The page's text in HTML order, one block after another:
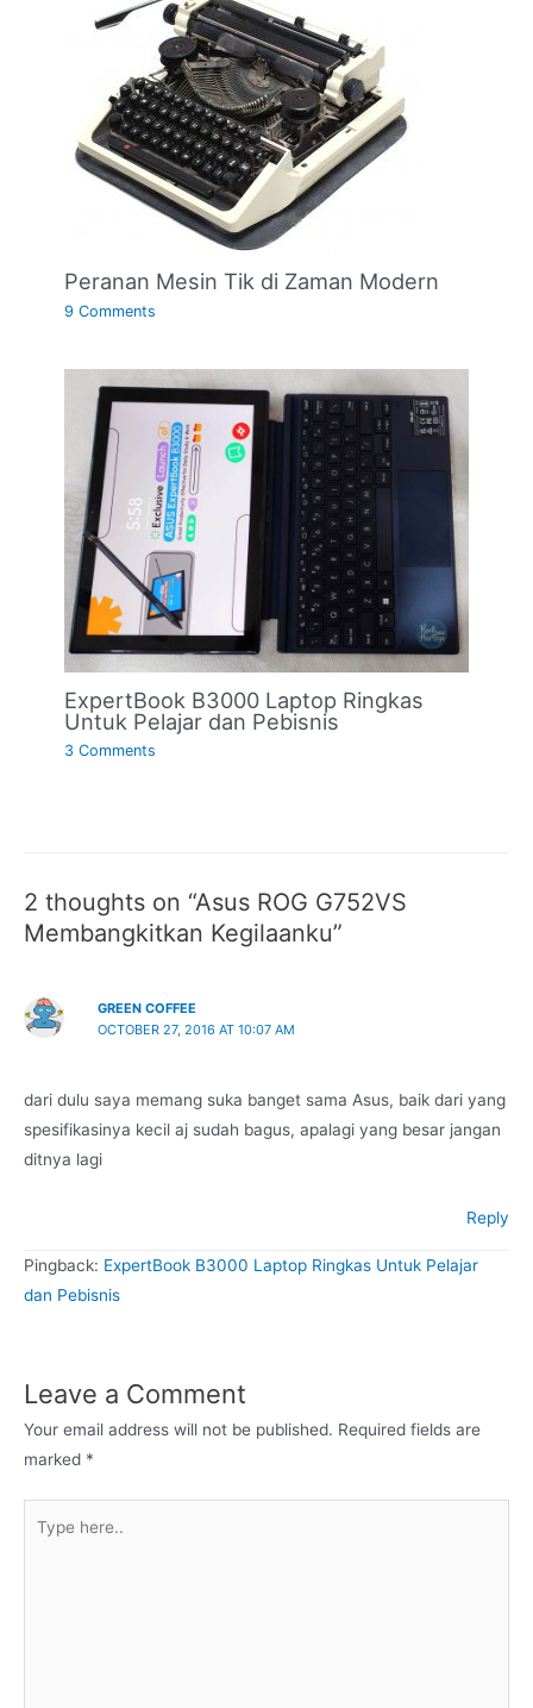
Peranan Mesin Tik di Zaman Modern
9 Comments
ExpertBook B3000 Laptop Ringkas
Untuk Pelajar dan Pebisnis
3 Comments
2 thoughts on “Asus ROG G752VS
Membangkitkan Kegilaanku”
GREEN COFFEE
OCTOBER 27, 2016 AT 10:07 AM
dari dulu saya memang suka banget sama Asus, baik dari yang
spesifikasinya kecil aj sudah bagus, apalagi yang besar jangan
ditnya lagi
Reply
Pingback: ExpertBook B3000 Laptop Ringkas Untuk Pelajar
dan Pebisnis
Leave a Comment
Your email address will not be published. Required fields are
marked *
here..